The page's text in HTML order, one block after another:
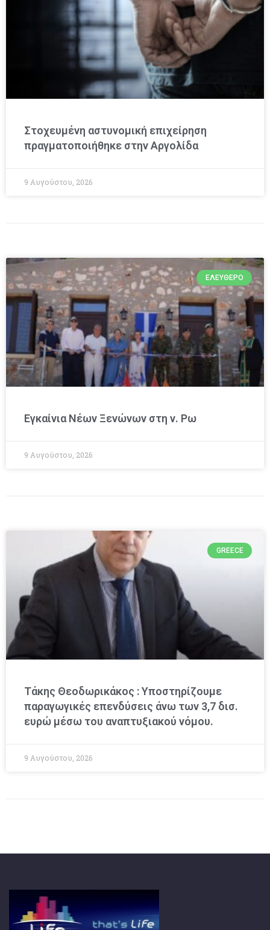
Στοχευμένη αστυνομική επιχείρηση
πραγματοποιήθηκε στην Αργολίδα
9 Αυγούστου, 2026
ΕΛΕΎΘΕΡΟ
Εγκαίνια Νέων Ξενώνων στη ν. Ρω
9 Αυγούστου, 2026
GREECE
Τάκης Θεοδωρικάκος : Υποστηρίζουμε
παραγωγικές επενδύσεις άνω των 3,7 δισ.
ευρώ μέσω του αναπτυξιακού νόμου.
9 Αυγούστου, 2026